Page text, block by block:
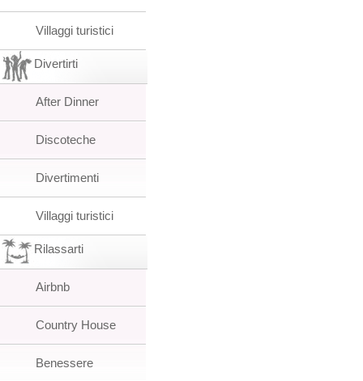
Villaggi turistici
Divertirti
After Dinner
Discoteche
Divertimenti
Villaggi turistici
Rilassarti
Airbnb
Country House
Benessere